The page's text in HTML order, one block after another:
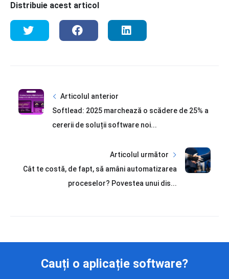
Distribuie acest articol
Articolul anterior
Softlead: 2025 marchează o scădere de 25% a
cererii de soluții software noi...
Articolul următor
Cât te costă, de fapt, să amâni automatizarea
proceselor? Povestea unui dis...
Cauți o aplicație software?